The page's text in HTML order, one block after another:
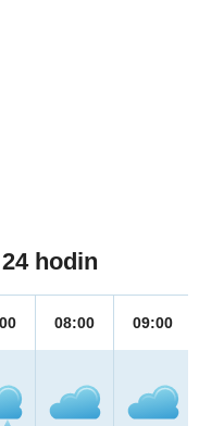
hodin
08:00 09:00